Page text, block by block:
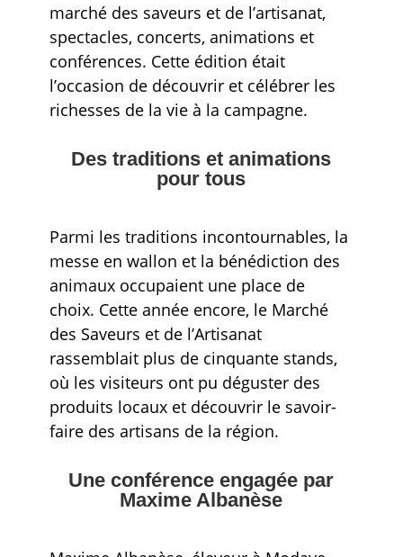
marché des saveurs et de l’artisanat,
spectacles, concerts, animations et
conférences. Cette édition était
l’occasion de découvrir et célébrer les
richesses de la vie à la campagne.
Des traditions et animations
pour tous
Parmi les traditions incontournables, la
messe en wallon et la bénédiction des
animaux occupaient une place de
choix. Cette année encore, le Marché
des Saveurs et de l’Artisanat
rassemblait plus de cinquante stands,
où les visiteurs ont pu déguster des
produits locaux et découvrir le savoir-
faire des artisans de la région.
Une conférence engagée par
Maxime Albanèse